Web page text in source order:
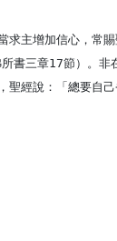
主增加信心，常
書三章17節）。
經說：「總要自